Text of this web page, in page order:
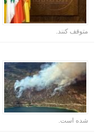
متوقف کنند.
شده است.